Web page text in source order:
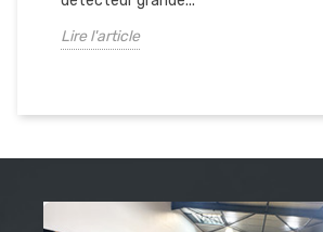
Lire l'article